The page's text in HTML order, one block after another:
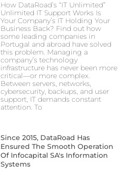
How DataRoad’s “IT Unlimited”
Unlimited IT Support Works Is
Your Company’s IT Holding Your
Business Back? Find out how
some leading companies in
Portugal and abroad have solved
this problem. Managing a
company’s technology
infrastructure has never been more
critical—or more complex.
Between servers, networks,
cybersecurity, backups, and user
support, IT demands constant
attention. To
Since 2015, DataRoad Has
Ensured The Smooth Operation
Of Infocapital SA's Information
Systems